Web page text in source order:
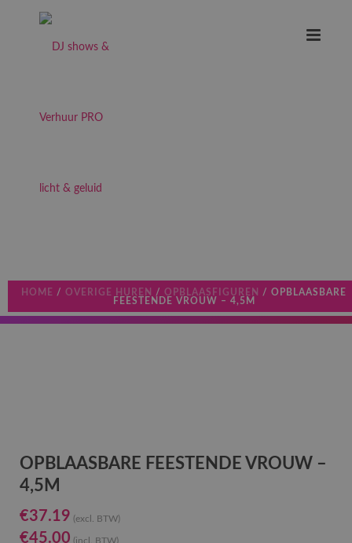
HOME / OVERIGE HUREN / OPBLAASFIGUREN
/ OPBLAASBARE
FEESTENDE VROUW – 4,5M
OPBLAASBARE FEESTENDE VROUW –
4,5M
€37.19 (excl. BTW)
€45.00 (incl. BTW)